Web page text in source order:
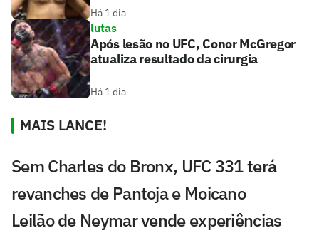
Há 1 dia
lutas
Após lesão no UFC, Conor McGregor
atualiza resultado da cirurgia
Há 1 dia
MAIS LANCE!
Sem Charles do Bronx, UFC 331 terá
revanches de Pantoja e Moicano
Leilão de Neymar vende experiências